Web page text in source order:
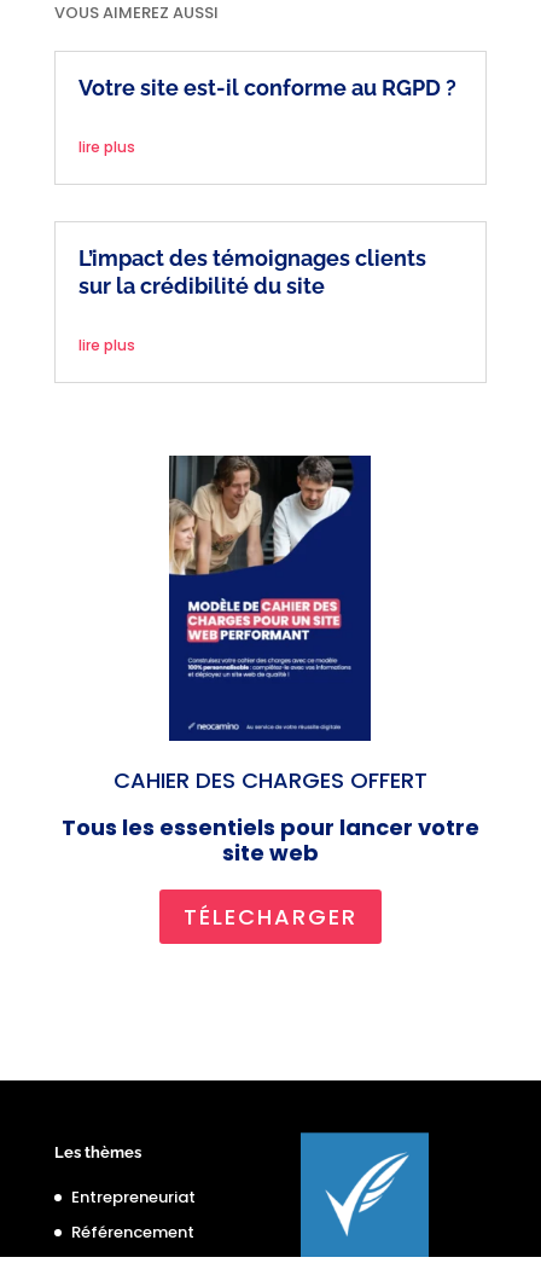
VOUS AIMEREZ AUSSI
Votre site est-il conforme au RGPD ?
lire plus
L’impact des témoignages clients
sur la crédibilité du site
lire plus
CAHIER DES CHARGES OFFERT
Tous les essentiels pour lancer votre
site web
TÉLECHARGER
Les thèmes
Entrepreneuriat
Référencement